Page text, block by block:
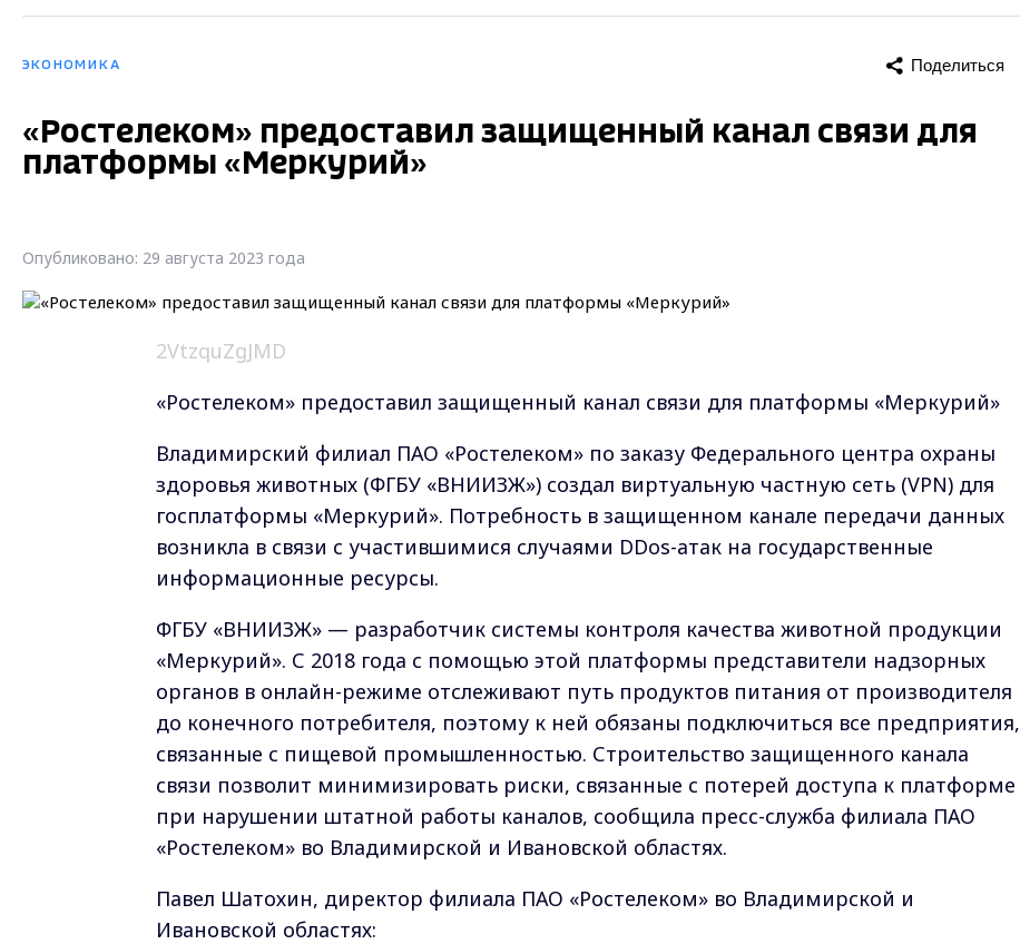
ЭКОНОМИКА Поделиться
«Ростелеком» предоставил защищенный канал связи для
платформы «Меркурий»
Опубликовано: 29 августа 2023 года
2VtzquZgJMD
«Ростелеком» предоставил защищенный канал связи для платформы «Меркурий»
Владимирский филиал ПАО «Ростелеком» по заказу Федерального центра охраны
здоровья животных (ФГБУ «ВНИИЗЖ») создал виртуальную частную сеть (VPN) для
госплатформы «Меркурий». Потребность в защищенном канале передачи данных
возникла в связи с участившимися случаями DDos-атак на государственные
информационные ресурсы.
ФГБУ «ВНИИЗЖ» — разработчик системы контроля качества животной продукции
«Меркурий». С 2018 года с помощью этой платформы представители надзорных
органов в онлайн-режиме отслеживают путь продуктов питания от производителя
до конечного потребителя, поэтому к ней обязаны подключиться все предприятия,
связанные с пищевой промышленностью. Строительство защищенного канала
связи позволит минимизировать риски, связанные с потерей доступа к платформе
при нарушении штатной работы каналов, сообщила пресс-служба филиала ПАО
«Ростелеком» во Владимирской и Ивановской областях.
Павел Шатохин, директор филиала ПАО «Ростелеком» во Владимирской и
Ивановской областях: